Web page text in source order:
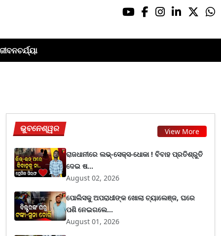
ଭୁବନେଶ୍ୱର View More
ରାଜଧାନୀରେ ଲଭ୍-ସେକ୍ସ-ଧୋକା ! ବିବାହ ପ୍ରତିଶ୍ରୁତି
ଦେଇ ଷ...
August 02, 2026
ପୋଲିସକୁ ଅପରାଧୀଙ୍କ ଖୋଲା ଚ୍ୟାଲେଞ୍ଜ, ଘରେ
ପଶି ନେଇଗଲେ...
August 01, 2026